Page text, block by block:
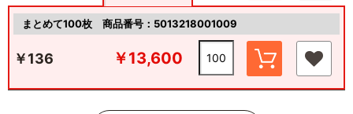
まとめて100枚 商品番号：5013218001009
￥136 ￥13,600